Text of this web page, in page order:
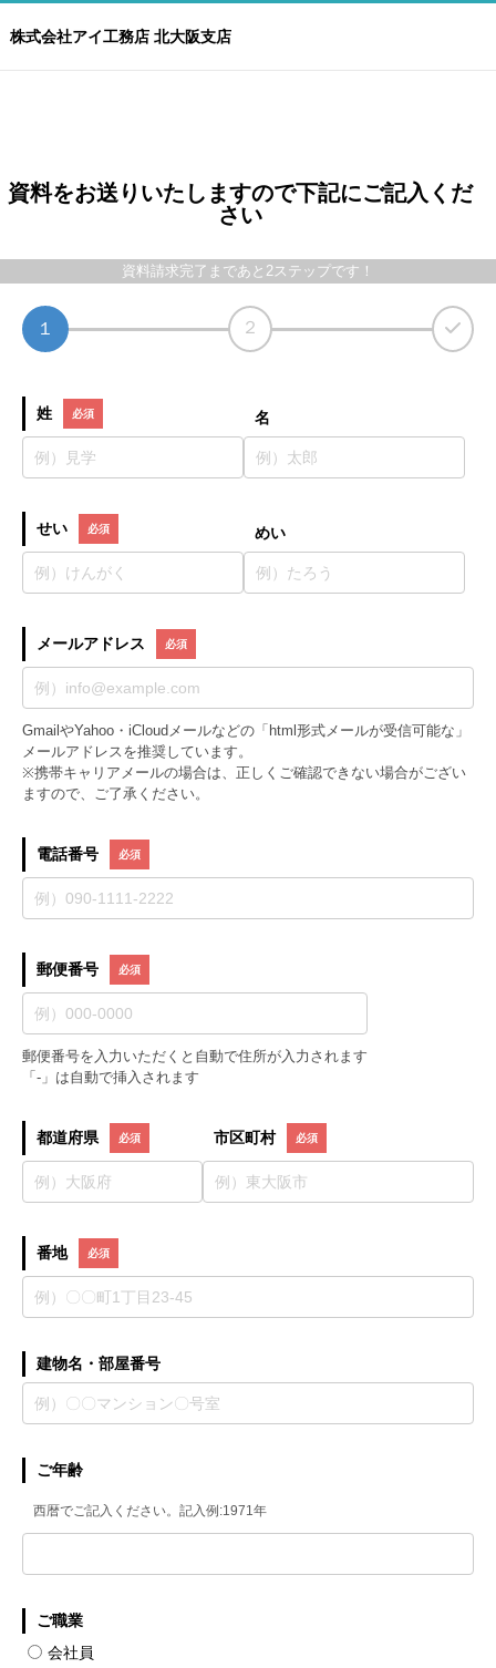
株式会社アイ工務店 北大阪支店
資料をお送りいたしますので下記にご記入くだ
さい
資料請求完了まであと2ステップです！
１ ２
姓 名
せい めい
メールアドレス
GmailやYahoo・iCloudメールなどの「html形式メールが受信可能な」
メールアドレスを推奨しています。
※携帯キャリアメールの場合は、正しくご確認できない場合がござい
ますので、ご了承ください。
電話番号
郵便番号
郵便番号を入力いただくと自動で住所が入力されます
「-」は自動で挿入されます
都道府県 市区町村
番地
建物名・部屋番号
ご年齢
西暦でご記入ください。記入例:1971年
ご職業
会社員